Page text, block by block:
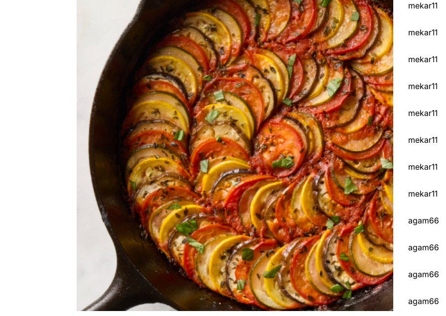
mekar11
mekar11
mekar11
mekar11
mekar11
mekar11
mekar11
mekar11
agam66
agam66
agam66
agam66